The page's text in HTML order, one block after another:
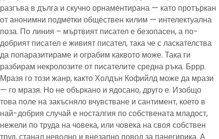
разгъва в дълга и скучно орнаментирана — като протъркан
от анонимни подметки обществен килим — интелектуална
поза. По линия – мъртвият писател е безопасен, а по-
добрият писател е живият писател, така че с ласкателства
да попаразитираме и ограбим каквото може. Така ги
разбирам некролозите от писателите средна ръка. Бррр.
Мразя го този жанр, както Холдън Кофийлд може да мрази
— го мразя. Но не объркано и ядосано, друго е. Изобщо
това поле на закъсняло вчувстване и сантимент, което в
най-добрия случай е носталгия по собствената младост,
нежели по труда на човека, или човека на своя собствен